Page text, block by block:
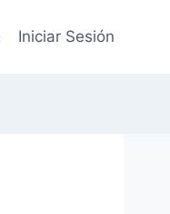
Iniciar Sesión